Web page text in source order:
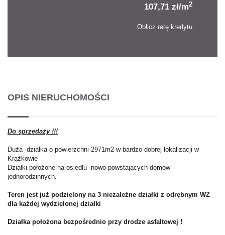
107,71 zł/m2
Oblicz ratę kredytu
OPIS NIERUCHOMOŚCI
Do sprzedaży !!!
Duża działka o powierzchni 2971m2 w bardzo dobrej lokalizacji w
Krążkowie
Działki położone na osiedlu nowo powstających domów
jednorodzinnych.
Teren jest już podzielony na 3 niezależne działki z odrębnym WZ
dla każdej wydzielonej działki
Działka położona bezpośrednio przy drodze asfaltowej !